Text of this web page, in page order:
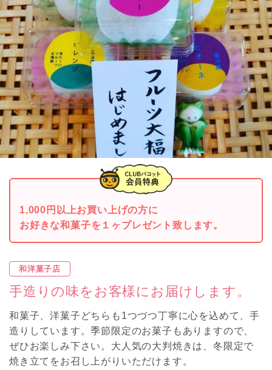
1,000円以上お買い上げの方に
お好きな和菓子を１ヶプレゼント致します。
和洋菓子店
手造りの味をお客様にお届けします。
和菓子、洋菓子どちらも1つづつ丁寧に心を込めて、手
造りしています。季節限定のお菓子もありますので、
ぜひお楽しみ下さい。大人気の大判焼きは、冬限定で
焼き立てをお召し上がりいただけます。